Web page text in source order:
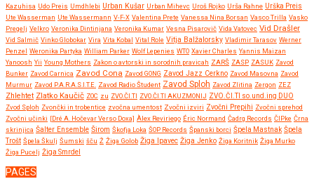
Kazuhisa Udo Preis Umdhlebi Urban Kušar Urban Mihevc Uroš Rojko Urša Rahne Urška Preis
Ute Wasserman Ute Wassermann V-F-X Valentina Prete Vanessa Nina Borsan Vasco Trilla Vasko
Pregelj Velkro Veronika Dintinjana Veronika Kumar Vesna Pisarovič Vida Vatovec Vid Drašler
Vid Salmič Vinko Globokar Vira Vita Kobal Vital Role Vitja Balžalorsky Vladimir Tarasov Werner
Penzel Weronika Partyka William Parker Wolf Lepenies WTO Xavier Charles Yannis Maizan
Yanoosh Yii Young Mothers Zakon o avtorski in sorodnih pravicah ZARŠ ZASP ZASUK Zavod
Bunker Zavod Carnica Zavod Cona Zavod GONG Zavod Jazz Cerkno Zavod Masovna Zavod
Murmur Zavod P.A.R.A.S.I.T.E. Zavod Radio Študent Zavod Sploh Zavod Zlitina Zergon ZEZ
Zhlehtet Zlatko Kaučič ZOC zu ZVO.ČI.TI ZVO.ČI.TI AKUZMONIJ ZVO.ČI.TI so.und.ing DUO
Zvod Sploh Zvončki in trobentice zvočna umentost Zvočni izviri Zvočni Prepihi Zvočni sprehod
Zvočni učinki [Dré A. Hočevar Verso Doxa] Àlex Reviriego Éric Normand Čadrg Records ČIPke Črna
skrinjica Šalter Ensemble Širom Škofja Loka ŠOP Records Španski borci Špela Mastnak Špela
Trošt Špela Škulj Šumski šču Ž Žiga Golob Žiga Ipavec Žiga Jenko Žiga Koritnik Žiga Murko
Žiga Pucelj Žiga Smrdel
PAGES